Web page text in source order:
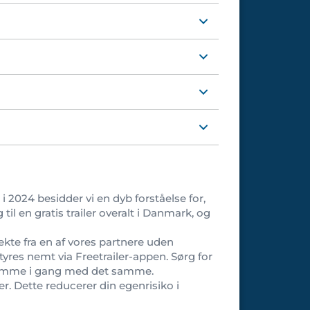
2024 besidder vi en dyb forståelse for,
en gratis trailer overalt i Danmark, og
fra en af vores partnere uden
nemt via Freetrailer-appen. Sørg for
i gang med det samme.
Dette reducerer din egenrisiko i